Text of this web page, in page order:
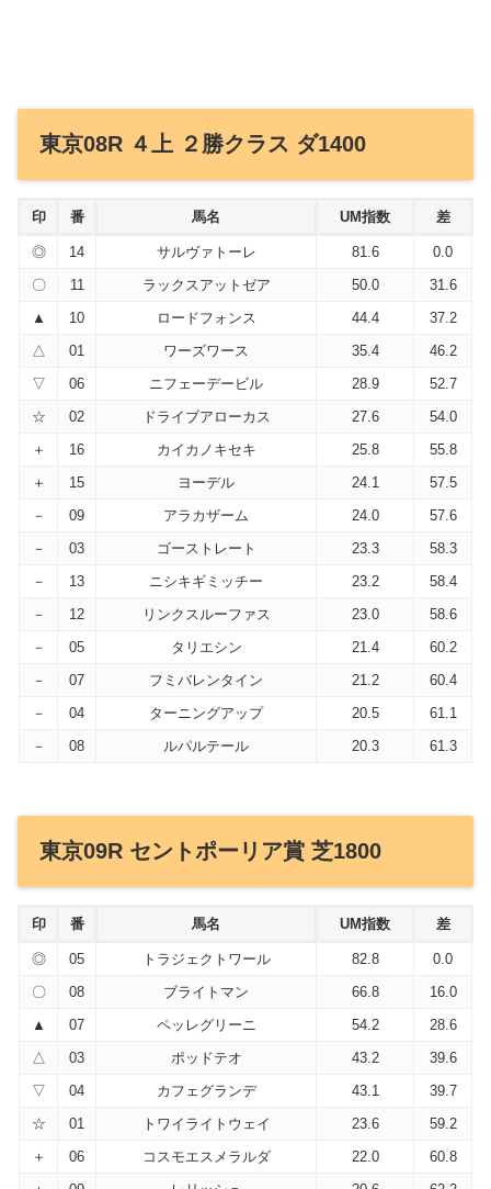
東京08R ４上 ２勝クラス ダ1400
印 番 馬名 UM指数 差
◎ 14 サルヴァトーレ 81.6
0.0
〇
11 ラックスアットゼア 50.0
31.6
▲
10 ロードフォンス 44.4
37.2
△
01 ワーズワース 35.4
46.2
▽
06 ニフェーデービル 28.9
52.7
☆
02 ドライブアローカス 27.6
54.0
＋
16 カイカノキセキ 25.8
55.8
＋
15 ヨーデル 24.1
57.5
－
09 アラカザーム 24.0
57.6
－
03 ゴーストレート 23.3
58.3
－
13 ニシキギミッチー 23.2
58.4
－
12 リンクスルーファス 23.0
58.6
－
05 タリエシン 21.4
60.2
－
07 フミバレンタイン 21.2
60.4
－
04 ターニングアップ 20.5
61.1
－
08 ルパルテール 20.3 61.3
東京09R セントポーリア賞 芝1800
印 番 馬名 UM指数 差
◎ 05 トラジェクトワール 82.8
0.0
〇
08 ブライトマン 66.8
16.0
▲
07 ペッレグリーニ 54.2
28.6
△
03 ポッドテオ 43.2
39.6
▽
04 カフェグランデ 43.1
39.7
☆
01 トワイライトウェイ 23.6
59.2
＋
06 コスモエスメラルダ 22.0
60.8